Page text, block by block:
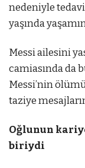
nedeniyle
yaşında
Messi ailesini
camiasında da
Messi’nin
taziye
Oğlunun
biriydi